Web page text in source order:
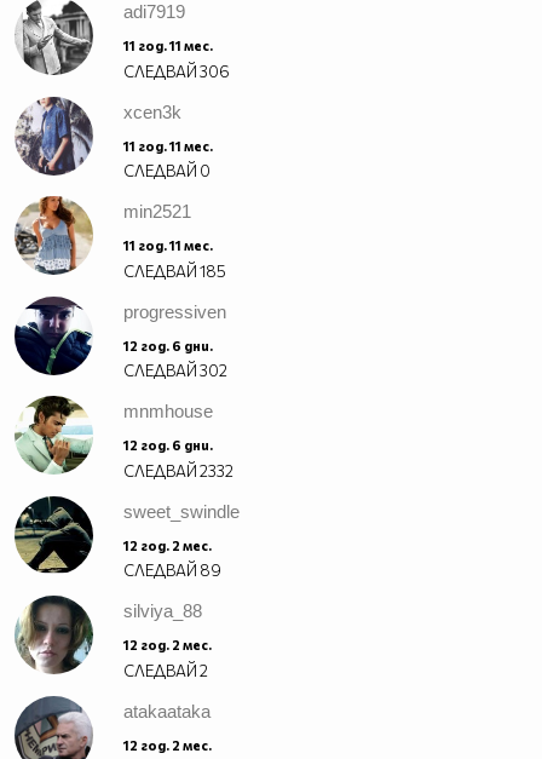
adi7919
11 год. 11 мес.
СЛЕДВАЙ306
xcen3k
11 год. 11 мес.
СЛЕДВАЙ 0
min2521
11 год. 11 мес.
СЛЕДВАЙ185
progressiven
12 год. 6 дни.
СЛЕДВАЙ302
mnmhouse
12 год. 6 дни.
СЛЕДВАЙ2332
sweet_swindle
12 год. 2 мес.
СЛЕДВАЙ 89
silviya_88
12 год. 2 мес.
СЛЕДВАЙ2
atakaataka
12 год. 2 мес.